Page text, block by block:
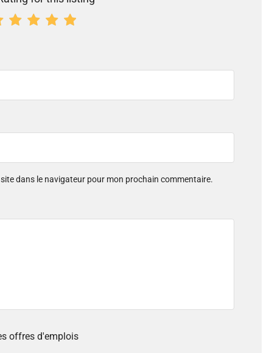
dans le navigateur pour mon prochain commentaire.
offres d'emplois